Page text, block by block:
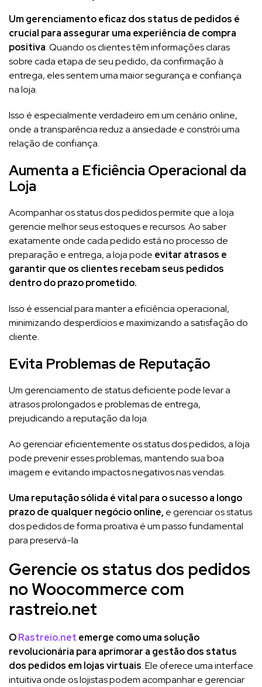
Um gerenciamento eficaz dos status de pedidos é
crucial para assegurar uma experiência de compra
positiva. Quando os clientes têm informações claras
sobre cada etapa de seu pedido, da confirmação à
entrega, eles sentem uma maior segurança e confiança
na loja.
Isso é especialmente verdadeiro em um cenário online,
onde a transparência reduz a ansiedade e constrói uma
relação de confiança.
Aumenta a Eficiência Operacional da
Loja
Acompanhar os status dos pedidos permite que a loja
gerencie melhor seus estoques e recursos. Ao saber
exatamente onde cada pedido está no processo de
preparação e entrega, a loja pode evitar atrasos e
garantir que os clientes recebam seus pedidos
dentro do prazo prometido.
Isso é essencial para manter a eficiência operacional,
minimizando desperdícios e maximizando a satisfação do
cliente.
Evita Problemas de Reputação
Um gerenciamento de status deficiente pode levar a
atrasos prolongados e problemas de entrega,
prejudicando a reputação da loja.
Ao gerenciar eficientemente os status dos pedidos, a loja
pode prevenir esses problemas, mantendo sua boa
imagem e evitando impactos negativos nas vendas.
Uma reputação sólida é vital para o sucesso a longo
prazo de qualquer negócio online, e gerenciar os status
dos pedidos de forma proativa é um passo fundamental
para preservá-la
Gerencie os status dos pedidos
no Woocommerce com
rastreio.net
ORastreio.net emerge como uma solução
revolucionária para aprimorar a gestão dos status
dos pedidos em lojas virtuais. Ele oferece uma interface
intuitiva onde os lojistas podem acompanhar e gerenciar